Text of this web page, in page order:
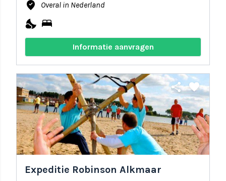
where_to_vote Overal in Nederland
nights_stay bed
Informatie aanvragen
share favorite
Expeditie Robinson Alkmaar